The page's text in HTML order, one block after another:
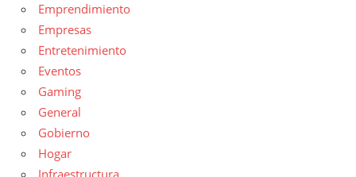
Emprendimiento
Empresas
Entretenimiento
Eventos
Gaming
General
Gobierno
Hogar